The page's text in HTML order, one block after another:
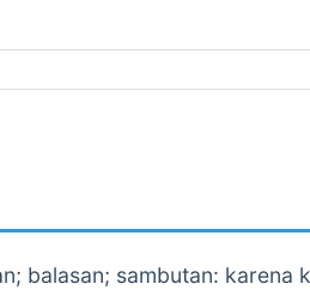
balasan; sambutan: